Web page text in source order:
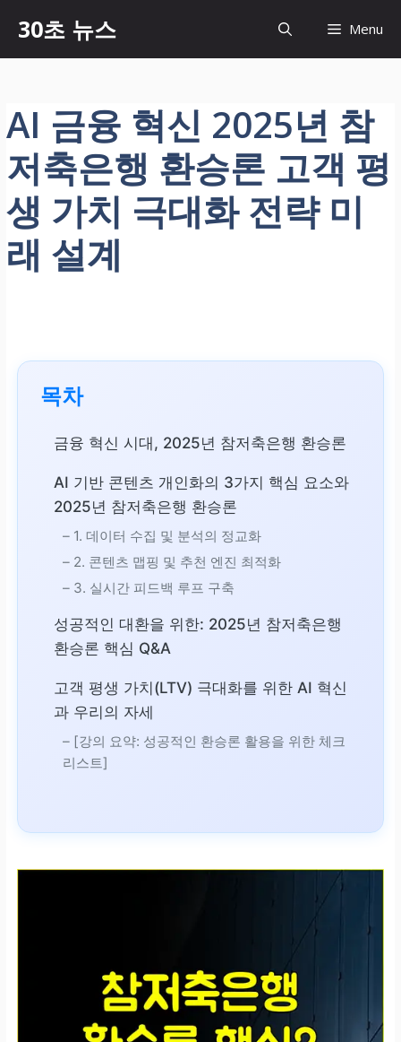
츠
너
뛰
기
30초 뉴스 Menu
AI 금융 혁신 2025년 참
저축은행 환승론 고객 평
생 가치 극대화 전략 미
래 설계
목차
금융 혁신 시대, 2025년 참저축은행 환승론
AI 기반 콘텐츠 개인화의 3가지 핵심 요소와
2025년 참저축은행 환승론
– 1. 데이터 수집 및 분석의 정교화
– 2. 콘텐츠 맵핑 및 추천 엔진 최적화
– 3. 실시간 피드백 루프 구축
성공적인 대환을 위한: 2025년 참저축은행
환승론 핵심 Q&A
고객 평생 가치(LTV) 극대화를 위한 AI 혁신
과 우리의 자세
– [강의 요약: 성공적인 환승론 활용을 위한 체크
리스트]